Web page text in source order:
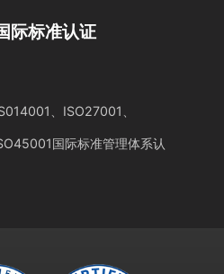
际标准认证
、ISO27001、
国际标准管理体系认